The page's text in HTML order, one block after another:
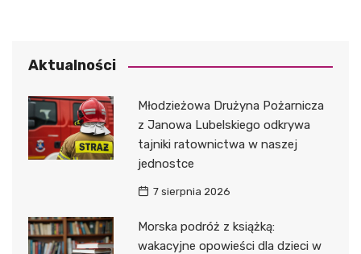
Aktualności
Młodzieżowa Drużyna Pożarnicza
z Janowa Lubelskiego odkrywa
tajniki ratownictwa w naszej
jednostce
7 sierpnia 2026
Morska podróż z książką:
wakacyjne opowieści dla dzieci w